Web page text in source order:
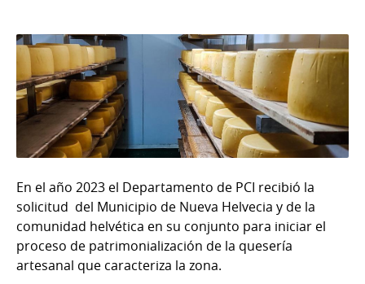
En el año 2023 el Departamento de PCI recibió la
solicitud del Municipio de Nueva Helvecia y de la
comunidad helvética en su conjunto para iniciar el
proceso de patrimonialización de la quesería
artesanal que caracteriza la zona.